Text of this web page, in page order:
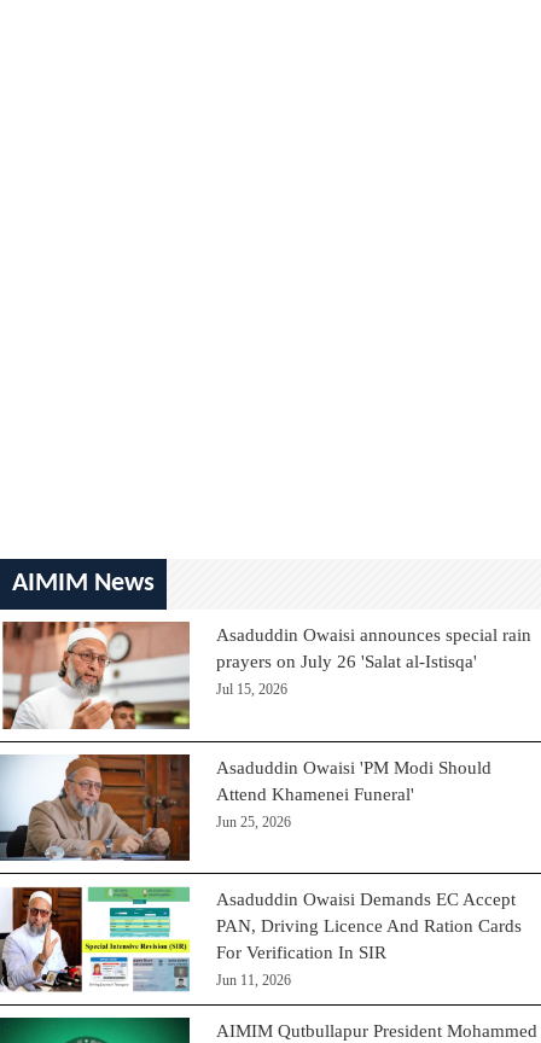
AIMIM News
Asaduddin Owaisi announces special rain
prayers on July 26 'Salat al-Istisqa'
Jul 15, 2026
Asaduddin Owaisi 'PM Modi Should
Attend Khamenei Funeral'
Jun 25, 2026
Asaduddin Owaisi Demands EC Accept
PAN, Driving Licence And Ration Cards
For Verification In SIR
Jun 11, 2026
AIMIM Qutbullapur President Mohammed